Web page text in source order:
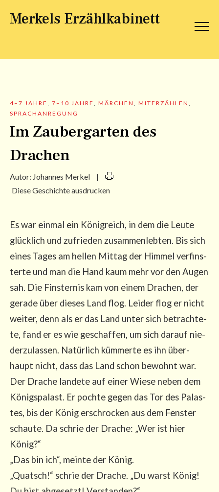
Merkels Erzählkabinett
4–7 JAHRE , 7–10 JAHRE , MÄRCHEN , MITERZÄHLEN ,
SPRACHANREGUNG
Im Zaubergarten des
Drachen
Autor: Johannes Merkel
|
Diese Geschichte ausdrucken
Es war ein­mal ein König­reich, in dem die Leu­te
glück­lich und zufrie­den zusam­men­leb­ten. Bis sich
eines Tages am hel­len Mit­tag der Him­mel ver­fins­
ter­te und man die Hand kaum mehr vor den Augen
sah. Die Fins­ter­nis kam von einem Dra­chen, der
gera­de über die­ses Land flog. Lei­der flog er nicht
wei­ter, denn als er das Land unter sich betrach­te­
te, fand er es wie geschaf­fen, um sich dar­auf nie­
der­zu­las­sen. Natür­lich küm­mer­te es ihn über­
haupt nicht, dass das Land schon bewohnt war.
Der Dra­che lan­de­te auf einer Wie­se neben dem
Königs­pa­last. Er poch­te gegen das Tor des Palas­
tes, bis der König erschro­cken aus dem Fens­ter
schau­te. Da schrie der Dra­che: „Wer ist hier
König?“
„Das bin ich“, mein­te der König.
„Quatsch!“ schrie der Dra­che. „Du warst König!